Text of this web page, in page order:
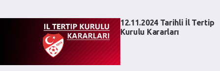
12.11.2024 Tarihli İl Tertip
Kurulu Kararları